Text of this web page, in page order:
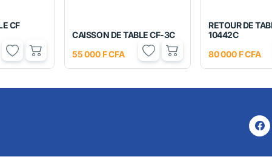
CF
CAISSON DE TABLE CF-3C
55 000 F CFA
RETOUR DE
10442C
80 000 F CFA